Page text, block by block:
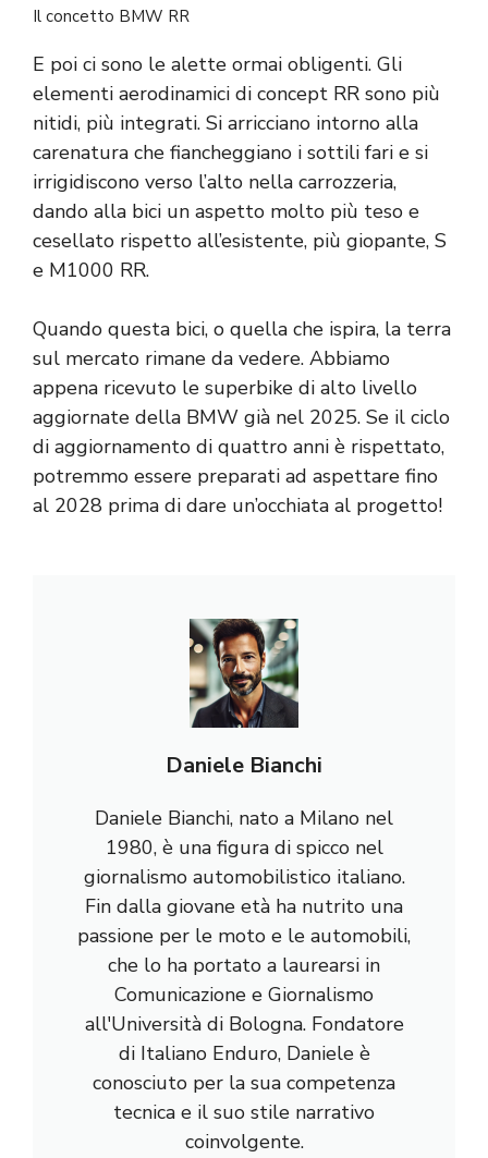
Il concetto BMW RR
E poi ci sono le alette ormai obligenti. Gli
elementi aerodinamici di concept RR sono più
nitidi, più integrati. Si arricciano intorno alla
carenatura che fiancheggiano i sottili fari e si
irrigidiscono verso l’alto nella carrozzeria,
dando alla bici un aspetto molto più teso e
cesellato rispetto all’esistente, più giopante, S
e M1000 RR.
Quando questa bici, o quella che ispira, la terra
sul mercato rimane da vedere. Abbiamo
appena ricevuto le superbike di alto livello
aggiornate della BMW già nel 2025. Se il ciclo
di aggiornamento di quattro anni è rispettato,
potremmo essere preparati ad aspettare fino
al 2028 prima di dare un’occhiata al progetto!
Daniele Bianchi
Daniele Bianchi, nato a Milano nel
1980, è una figura di spicco nel
giornalismo automobilistico italiano.
Fin dalla giovane età ha nutrito una
passione per le moto e le automobili,
che lo ha portato a laurearsi in
Comunicazione e Giornalismo
all'Università di Bologna. Fondatore
di Italiano Enduro, Daniele è
conosciuto per la sua competenza
tecnica e il suo stile narrativo
coinvolgente.